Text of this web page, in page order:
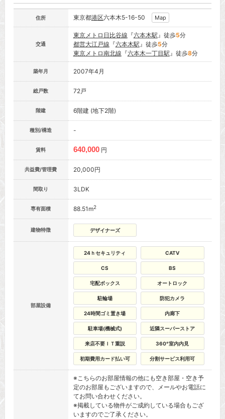
住所 東京都港区六本木5-16-50 Map
交通
東京メトロ日比谷線 『六本木駅』徒歩5分
都営大江戸線 『六本木駅』徒歩5分
東京メトロ南北線 『六本木一丁目駅』徒歩8分
築年月 2007年4月
総戸数 72戸
階建 6階建 (地下2階)
種別/構造 -
賃料 640,000 円
共益費/管理費 20,000円
間取り 3LDK
専有面積 88.51m2
建物特徴 デザイナーズ
部屋設備
24ｈセキュリティ CATV
CS BS
宅配ボックス オートロック
駐輪場 防犯カメラ
24時間ゴミ置き場 内廊下
駐車場(機械式) 近隣スーパーストア
来店不要ＩＴ重説 360°室内内見
初期費用カード払い可 分割サービス利用可
※こちらのお部屋情報の他にも空き部屋・空き予
定のお部屋もございますので、メールやお電話に
てお問い合わせください。
※掲載している物件がご成約している場合もござ
いますのでご了承ください。